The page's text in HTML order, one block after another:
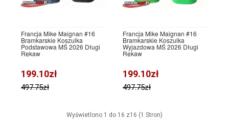
Francja Mike Maignan #16
Bramkarskie Koszulka
Podstawowa MŚ 2026 Długi
Rękaw
199.10zł
497.75zł
Francja Mike Maignan #16
Bramkarskie Koszulka
Wyjazdowa MŚ 2026 Długi
Rękaw
199.10zł
497.75zł
Wyświetlono 1 do 16 z16 (1 Stron)